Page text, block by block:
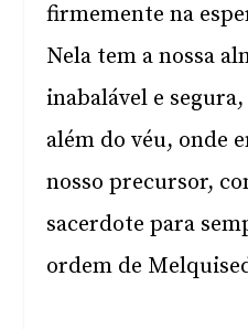
firmemente na
Nela tem a nossa
inabalável e
além do véu, onde
nosso precursor,
sacerdote para
ordem de